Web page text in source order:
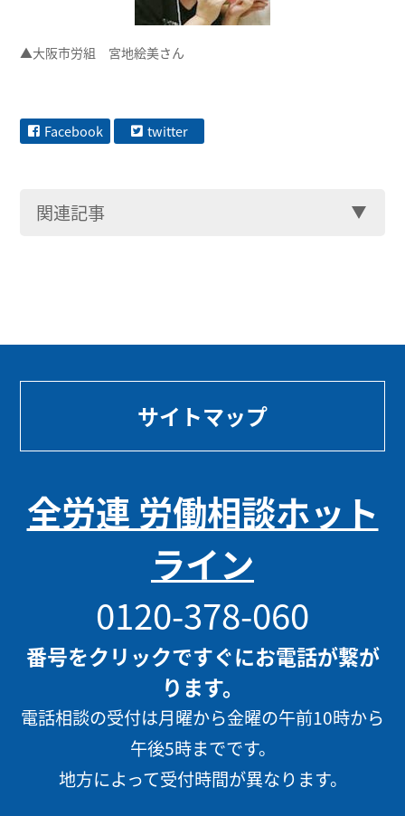
▲大阪市労組 宮地絵美さん
Facebook twitter
関連記事
サイトマップ
全労連 労働相談ホット
ライン
0120-378-060
番号をクリックですぐにお電話が繋が
ります。
電話相談の受付は月曜から金曜の午前10時から
午後5時までです。
地方によって受付時間が異なります。